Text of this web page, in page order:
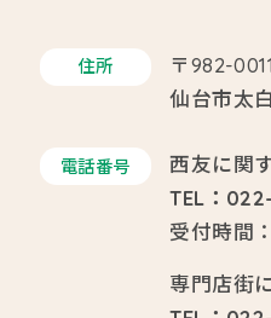
住所
〒982-0011
仙台市太
電話番号
西友に関
TEL：022-
受付時間
専門店街